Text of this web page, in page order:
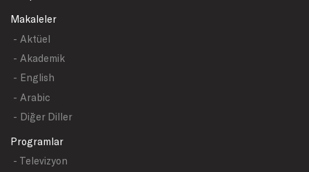
Makaleler
- Aktüel
- Akademik
- English
- Arabic
- Diğer Diller
Programlar
- Televizyon